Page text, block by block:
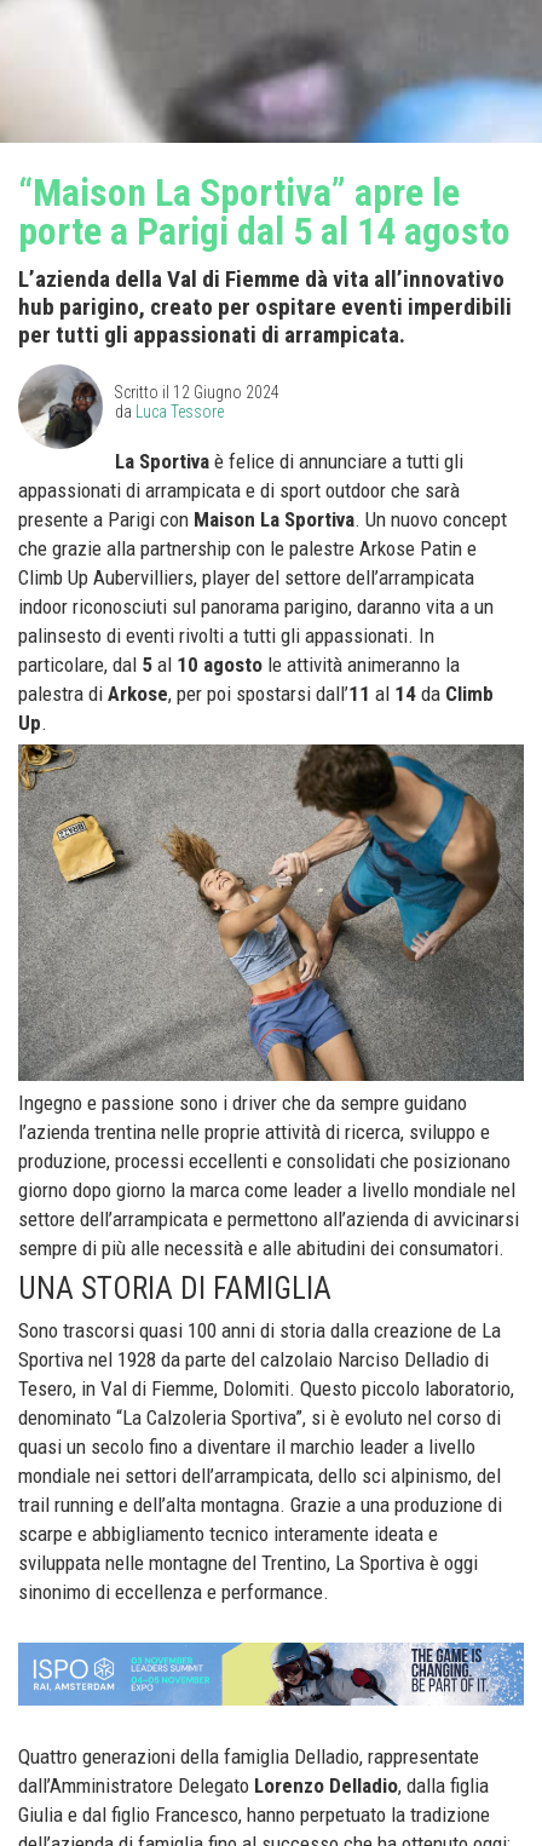
“Maison La Sportiva” apre le
porte a Parigi dal 5 al 14 agosto
L’azienda della Val di Fiemme dà vita all’innovativo
hub parigino, creato per ospitare eventi imperdibili
per tutti gli appassionati di arrampicata.
Scritto il 12 Giugno 2024
da
Luca Tessore
La Sportiva è felice di annunciare a tutti gli
appassionati di arrampicata e di sport outdoor che sarà
presente a Parigi con Maison La Sportiva. Un nuovo concept
che grazie alla partnership con le palestre Arkose Patin e
Climb Up Aubervilliers, player del settore dell’arrampicata
indoor riconosciuti sul panorama parigino, daranno vita a un
palinsesto di eventi rivolti a tutti gli appassionati. In
particolare, dal 5 al 10 agosto le attività animeranno la
palestra di Arkose, per poi spostarsi dall’11 al 14 da Climb
Up.
Ingegno e passione sono i driver che da sempre guidano
l’azienda trentina nelle proprie attività di ricerca, sviluppo e
produzione, processi eccellenti e consolidati che posizionano
giorno dopo giorno la marca come leader a livello mondiale nel
settore dell’arrampicata e permettono all’azienda di avvicinarsi
sempre di più alle necessità e alle abitudini dei consumatori.
UNA STORIA DI FAMIGLIA
Sono trascorsi quasi 100 anni di storia dalla creazione de La
Sportiva nel 1928 da parte del calzolaio Narciso Delladio di
Tesero, in Val di Fiemme, Dolomiti. Questo piccolo laboratorio,
denominato “La Calzoleria Sportiva”, si è evoluto nel corso di
quasi un secolo fino a diventare il marchio leader a livello
mondiale nei settori dell’arrampicata, dello sci alpinismo, del
trail running e dell’alta montagna. Grazie a una produzione di
scarpe e abbigliamento tecnico interamente ideata e
sviluppata nelle montagne del Trentino, La Sportiva è oggi
sinonimo di eccellenza e performance.
Quattro generazioni della famiglia Delladio, rappresentate
dall’Amministratore Delegato Lorenzo Delladio, dalla figlia
Giulia e dal figlio Francesco, hanno perpetuato la tradizione